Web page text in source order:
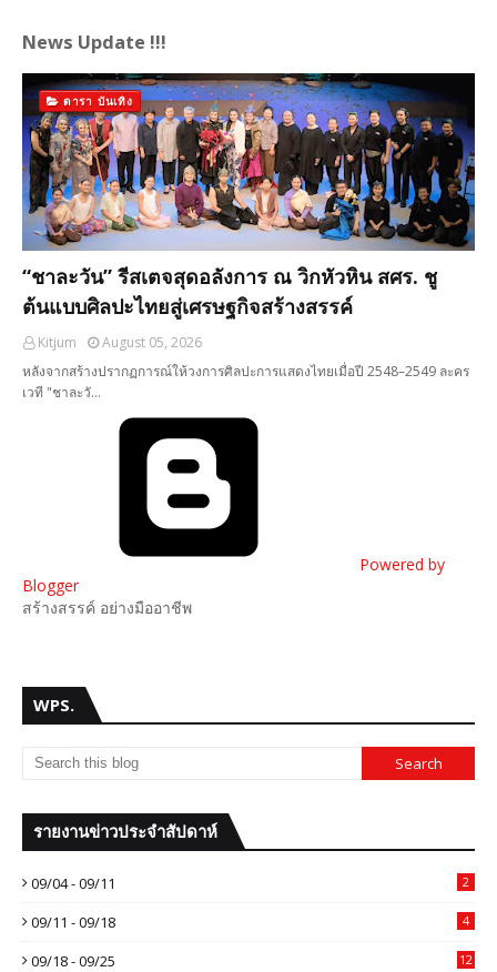
News Update !!!
ดารา บันเทิง
“ชาละวัน” รีสเตจสุดอลังการ ณ วิกหัวหิน สศร. ชู
ต้นแบบศิลปะไทยสู่เศรษฐกิจสร้างสรรค์
Kitjum
August 05, 2026
หลังจากสร้างปรากฏการณ์ให้วงการศิลปะการแสดงไทยเมื่อปี 2548–2549 ละคร
เวที "ชาละวั…
Powered by
Blogger
สร้างสรรค์ อย่างมืออาชีพ
WPS.
รายงานข่าวประจำสัปดาห์
09/04 - 09/11 2
09/11 - 09/18 4
09/18 - 09/25 12